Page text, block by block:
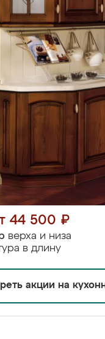
44 500 ₽
верха и низа
в длину
акции на